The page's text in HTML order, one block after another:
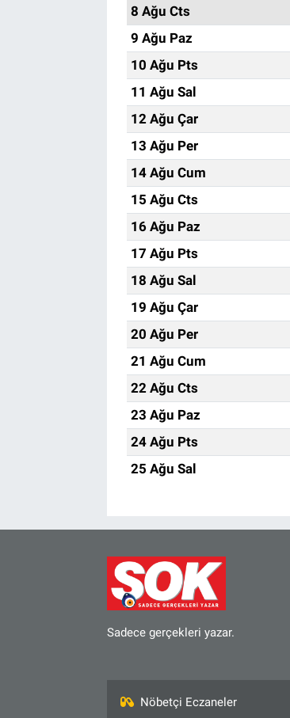
8 Ağu Cts
9 Ağu Paz
10 Ağu Pts
11 Ağu Sal
12 Ağu Çar
13 Ağu Per
14 Ağu Cum
15 Ağu Cts
16 Ağu Paz
17 Ağu Pts
18 Ağu Sal
19 Ağu Çar
20 Ağu Per
21 Ağu Cum
22 Ağu Cts
23 Ağu Paz
24 Ağu Pts
25 Ağu Sal
Sadece gerçekleri yazar.
Nöbetçi Eczaneler